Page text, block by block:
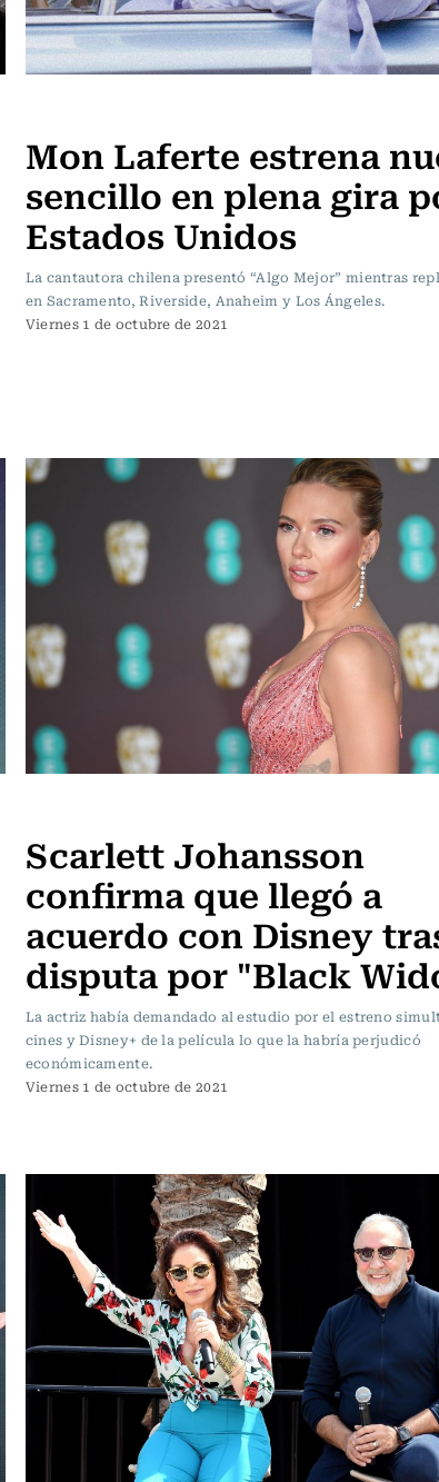
Mon Laferte estrena
sencillo en plena gira
Estados Unidos
La cantautora chilena presentó “Algo Mejor” mientras
en Sacramento, Riverside, Anaheim y Los Ángeles.
Viernes 1 de octubre de 2021
Scarlett Johansson
confirma que llegó a
acuerdo con Disney
disputa por "Black
La actriz había demandado al estudio por el estreno
cines y Disney+ de la película lo que la habría perjudicó
económicamente.
Viernes 1 de octubre de 2021